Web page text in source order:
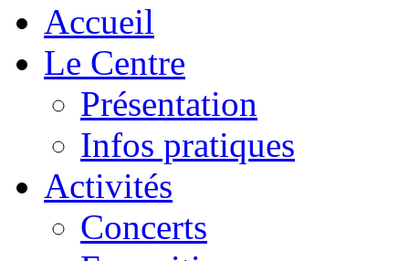
Accueil
Le Centre
Présentation
Infos pratiques
Activités
Concerts